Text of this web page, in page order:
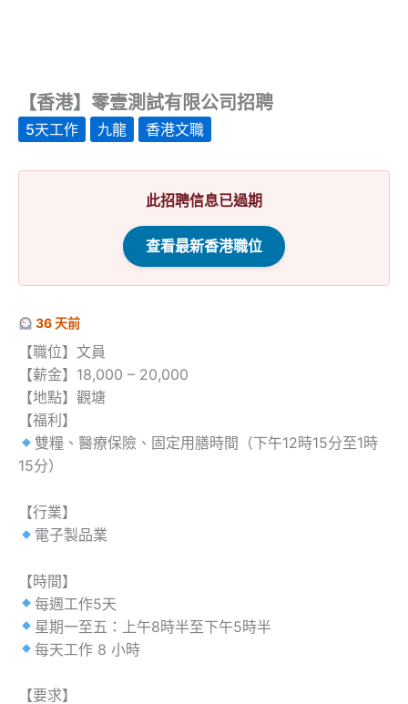
【香港】零壹測試有限公司招聘
5天工作 九龍 香港文職
此招聘信息已過期
查看最新香港職位
36 天前
【職位】文員
【薪金】18,000 – 20,000
【地點】觀塘
【福利】
雙糧、醫療保險、固定用膳時間（下午12時15分至1時
15分）
【行業】
電子製品業
【時間】
每週工作5天
星期一至五：上午8時半至下午5時半
每天工作 8 小時
【要求】